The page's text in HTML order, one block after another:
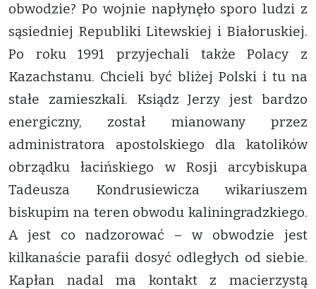
obwodzie? Po wojnie napłynęło sporo ludzi z
sąsiedniej Republiki Litewskiej i Białoruskiej.
Po roku 1991 przyjechali także Polacy z
Kazachstanu. Chcieli być bliżej Polski i tu na
stałe zamieszkali. Ksiądz Jerzy jest bardzo
energiczny, został mianowany przez
administratora apostolskiego dla katolików
obrządku łacińskiego w Rosji arcybiskupa
Tadeusza Kondrusiewicza wikariuszem
biskupim na teren obwodu kaliningradzkiego.
A jest co nadzorować – w obwodzie jest
kilkanaście parafii dosyć odległych od siebie.
Kapłan nadal ma kontakt z macierzystą